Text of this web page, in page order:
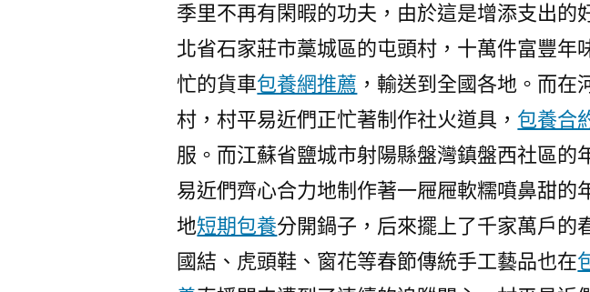
季里不再有閑暇的功夫，由於這是增添支出的
北省石家莊市藁城區的屯頭村，十萬件富豐年
忙的貨車包養網推薦 ，輸送到全國各地。而在
村，村平易近們正忙著制作社火道具， 包養合
服。而江蘇省鹽城市射陽縣盤灣鎮盤西社區的
易近們齊心合力地制作著一屜屜軟糯噴鼻甜的
地短期包養分開鍋子，后來擺上了千家萬戶的
國結、虎頭鞋、窗花等春節傳統手工藝品也在